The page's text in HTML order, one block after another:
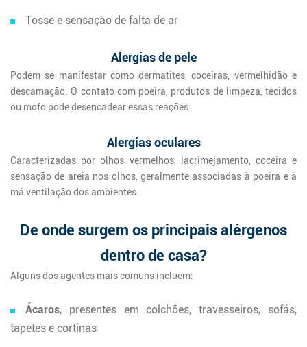
Tosse e sensação de falta de ar
Alergias de pele
Podem se manifestar como dermatites, coceiras, vermelhidão e
descamação. O contato com poeira, produtos de limpeza, tecidos
ou mofo pode desencadear essas reações.
Alergias oculares
Caracterizadas por olhos vermelhos, lacrimejamento, coceira e
sensação de areia nos olhos, geralmente associadas à poeira e à
má ventilação dos ambientes.
De onde surgem os principais alérgenos
dentro de casa?
Alguns dos agentes mais comuns incluem:
Ácaros, presentes em colchões, travesseiros, sofás,
tapetes e cortinas